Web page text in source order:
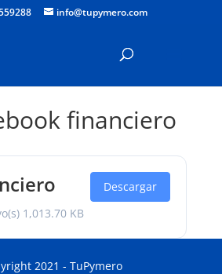
info@tupymero.com
financiero
1,013.70 KB
Descargar
2021 - TuPymero